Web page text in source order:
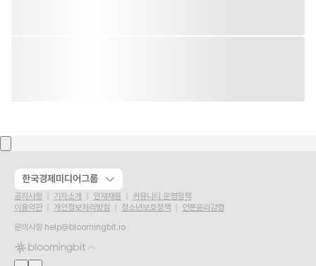
한국경제미디어그룹
공지사항 기자소개 인재채용
커뮤니티 운영정책
이용약관
개인정보처리방침 청소년보호정책
언론윤리강령
문의사항 help@bloomingbit.io